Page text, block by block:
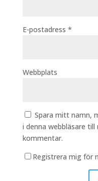
E-postadress *
Webbplats
Spara mitt namn,
i denna webbläsare
kommentar.
Registrera mig för